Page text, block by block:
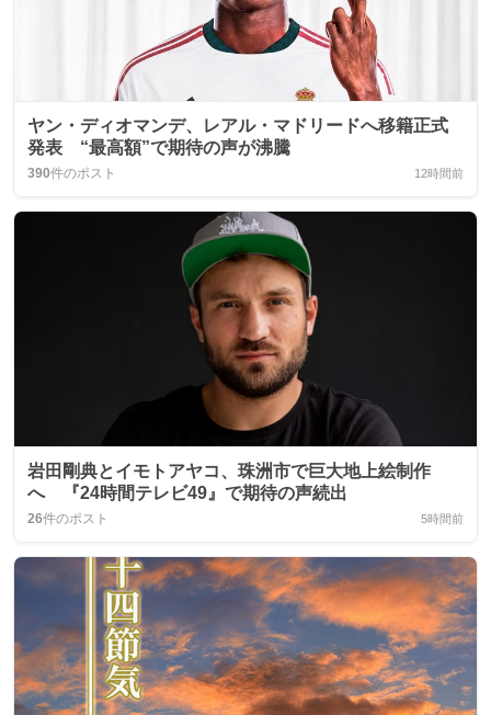
ヤン・ディオマンデ、レアル・マドリードへ移籍正式
発表 “最高額”で期待の声が沸騰
390件のポスト 12時間前
岩田剛典とイモトアヤコ、珠洲市で巨大地上絵制作
へ 『24時間テレビ49』で期待の声続出
26件のポスト 5時間前